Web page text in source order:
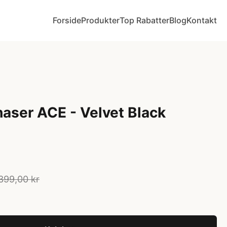
ForsideProdukterTop RabatterBlogKontakt
ACE - Velvet Black
kr